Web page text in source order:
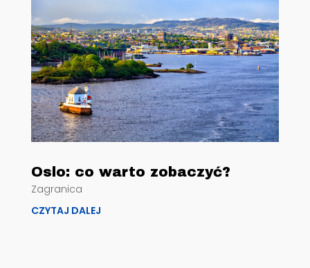
Oslo: co warto zobaczyć?
Zagranica
CZYTAJ DALEJ